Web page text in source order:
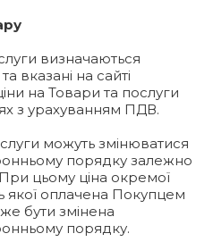
визначаються
вказані на сайті
на Товари та послуги
з урахуванням ПДВ.
можуть змінюватися
порядку залежно
цьому ціна окремої
якої оплачена Покупцем
бути змінена
порядку.